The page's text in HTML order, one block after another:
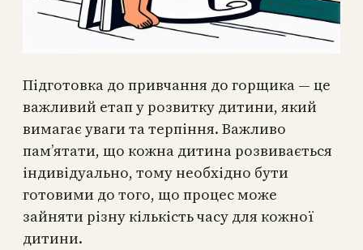
Підготовка до привчання до горщика — це
важливий етап у розвитку дитини, який
вимагає уваги та терпіння. Важливо
пам’ятати, що кожна дитина розвивається
індивідуально, тому необхідно бути
готовими до того, що процес може
зайняти різну кількість часу для кожної
дитини.